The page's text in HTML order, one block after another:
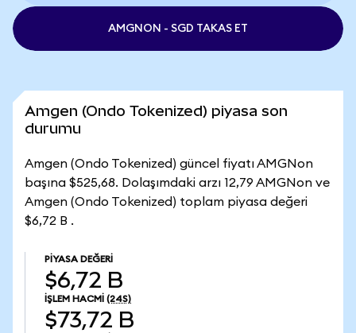
AMGNON - SGD TAKAS ET
Amgen (Ondo Tokenized) piyasa son
durumu
Amgen (Ondo Tokenized) güncel fiyatı AMGNon
başına $525,68. Dolaşımdaki arzı 12,79 AMGNon ve
Amgen (Ondo Tokenized) toplam piyasa değeri
$6,72 B .
PIYASA DEĞERI
$6,72 B
İŞLEM HACMI (24S)
$73,72 B